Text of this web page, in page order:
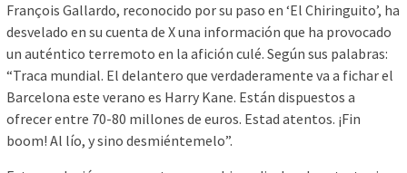
François Gallardo, reconocido por su paso en ‘El Chiringuito’, ha
desvelado en su cuenta de X una información que ha provocado
un auténtico terremoto en la afición culé. Según sus palabras:
“Traca mundial. El delantero que verdaderamente va a fichar el
Barcelona este verano es Harry Kane. Están dispuestos a
ofrecer entre 70-80 millones de euros. Estad atentos. ¡Fin
boom! Al lío, y sino desmiéntemelo”.